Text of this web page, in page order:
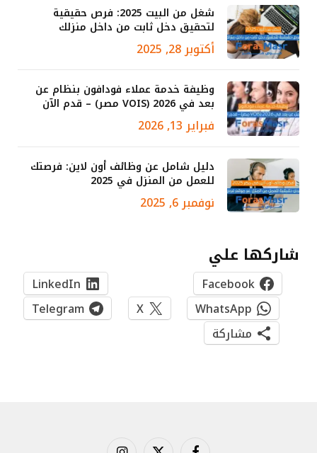
شغل من البيت 2025: فرص حقيقية
لتحقيق دخل ثابت من داخل منزلك
أكتوبر 28, 2025
وظيفة خدمة عملاء فودافون بنظام عن
بعد في 2026 (VOIS مصر) – قدم الآن
فبراير 13, 2026
دليل شامل عن وظائف أون لاين: فرصتك
للعمل من المنزل في 2025
نوفمبر 6, 2025
شاركها علي
Facebook
LinkedIn
WhatsApp
X
Telegram
مشاركة